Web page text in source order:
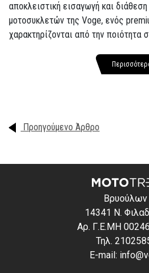
αποκλειστική εισαγωγή και
μοτοσυκλετών της Voge, ενός
χαρακτηρίζονται από την ποιότητα
Προηγούμενο Άρθρο
Βρυούλων
14341 Ν.
Αρ. Γ.Ε.ΜΗ
Τηλ.
E-mail: